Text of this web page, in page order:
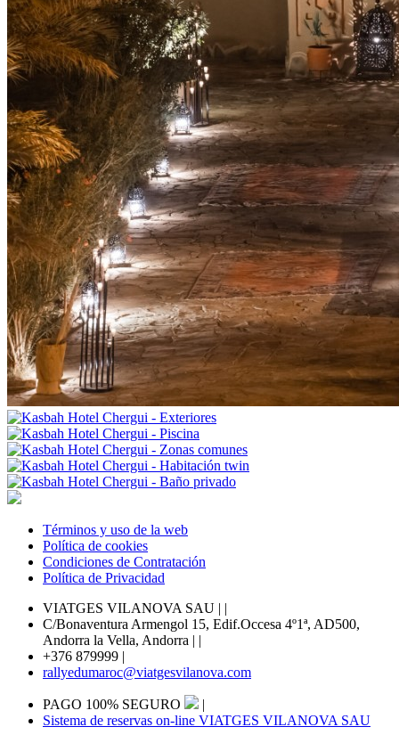
Términos y uso de la web
Política de cookies
Condiciones de Contratación
Política de Privacidad
VIATGES VILANOVA SAU | |
C/Bonaventura Armengol 15, Edif.Occesa 4º1ª, AD500,
Andorra la Vella, Andorra | |
+376 879999 |
rallyedumaroc@viatgesvilanova.com
PAGO 100% SEGURO
|
Sistema de reservas on-line VIATGES VILANOVA SAU